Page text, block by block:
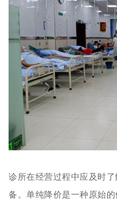
诊所在经营过程中应及时
备。单纯降价是一种原始